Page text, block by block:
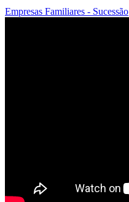
Empresas Familiares - Sucessão